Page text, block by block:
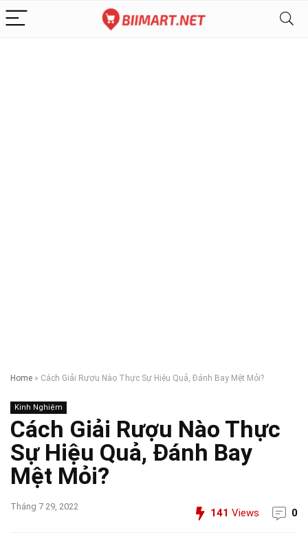
Home » Cách Giải Rượu Nào Thực Sự Hiệu Quả, Đánh Bay Mệt Mỏi?
Kinh Nghiệm
Cách Giải Rượu Nào Thực
Sự Hiệu Quả, Đánh Bay
Mệt Mỏi?
Tháng 7 29, 2022
141 Views 0